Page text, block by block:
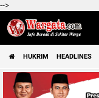
-->
HUKRIM HEADLINES